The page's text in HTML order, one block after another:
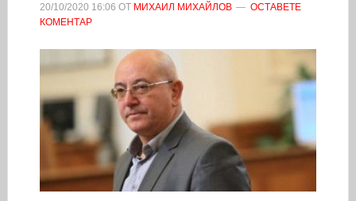
20/10/2020 16:06 ОТ МИХАИЛ МИХАЙЛОВ
ОСТАВЕТЕ
КОМЕНТАР